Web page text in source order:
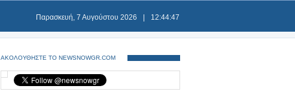
Παρασκευή, 7 Αυγούστου 2026 12:44:48
ΑΚΟΛΟΥΘΗΣΤΕ ΤΟ NEWSNOWGR.COM